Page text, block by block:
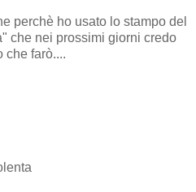
perchè ho usato lo stampo del
che nei prossimi giorni credo
che farò....